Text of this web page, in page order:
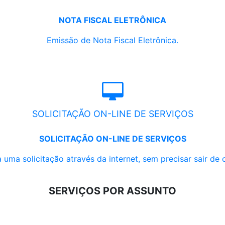
NOTA FISCAL ELETRÔNICA
Emissão de Nota Fiscal Eletrônica.
SOLICITAÇÃO ON-LINE DE SERVIÇOS
SOLICITAÇÃO ON-LINE DE SERVIÇOS
uma solicitação através da internet, sem precisar sair de
SERVIÇOS POR ASSUNTO